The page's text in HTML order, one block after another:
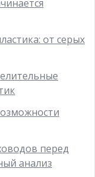
от серых
перед
анализ